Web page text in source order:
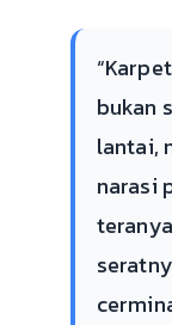
bukan
lantai,
narasi